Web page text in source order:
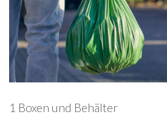
1 Boxen und Behälter